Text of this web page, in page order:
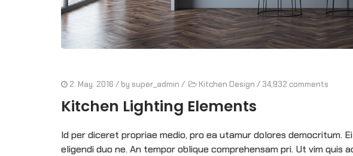
2. May. 2016 / by super_admin / Kitchen Design / 34,932 comments
Kitchen Lighting Elements
Id per diceret propriae medio, pro ea utamur dolores democritum.
eligendi duo ne. An tempor oblique comprehensam pri. Ut vim quis